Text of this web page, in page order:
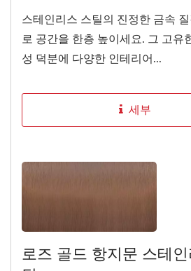
스테인리스 스틸의 진정한 금속
로 공간을 한층 높이세요. 그 고유
성 덕분에 다양한 인테리어...
세부
로즈 골드 항지문 스테